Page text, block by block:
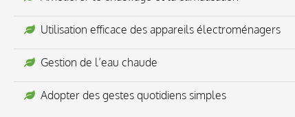
Utilisation efficace des appareils électroménagers
Gestion de l’eau chaude
Adopter des gestes quotidiens simples